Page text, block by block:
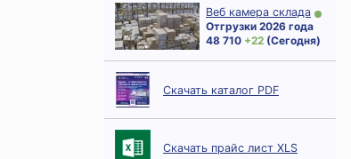
Веб камера склада
Отгрузки 2026 года
48 710 + 22 (Сегодня)
Скачать каталог PDF
Скачать прайс лист XLS